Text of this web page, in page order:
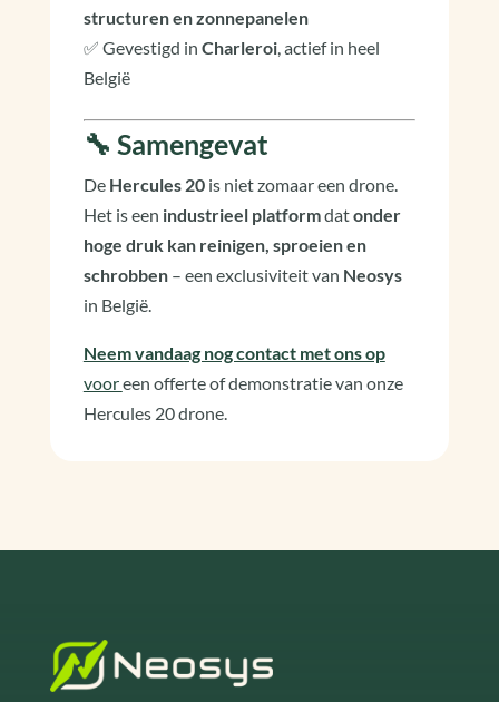
structuren en zonnepanelen
✅ Gevestigd in Charleroi, actief in heel
België
🔧 Samengevat
De Hercules 20is niet zomaar een drone.
Het is een industrieel platformdatonder
hoge druk kan reinigen, sproeien en
schrobben– een exclusiviteit van Neosys
in België.
Neem vandaag nog contact met ons op
vooreen offerte of demonstratie van onze
Hercules 20 drone.